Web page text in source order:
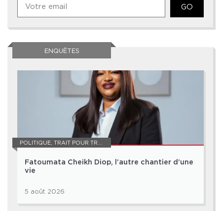
GO
ENQUÊTES
POLITIQUE, TRAIT POUR TRAIT
Fatoumata Cheikh Diop, l’autre chantier d’une
vie
5 août 2026